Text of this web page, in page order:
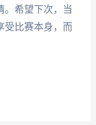
。希望下次，当
受比赛本身，而